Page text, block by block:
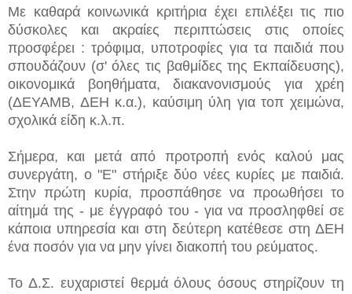
Με καθαρά κοινωνικά κριτήρια έχει επιλέξει τις πιο
δύσκολες και ακραίες περιπτώσεις στις οποίες
προσφέρει : τρόφιμα, υποτροφίες για τα παιδιά που
σπουδάζουν (σ' όλες τις βαθμίδες της Εκπαίδευσης),
οικονομικά βοηθήματα, διακανονισμούς για χρέη
(ΔΕΥΑΜΒ, ΔΕΗ κ.α.), καύσιμη ύλη για τοπ χειμώνα,
σχολικά είδη κ.λ.π.
Σήμερα, και μετά από προτροπή ενός καλού μας
συνεργάτη, ο "Ε" στήριξε δύο νέες κυρίες με παιδιά.
Στην πρώτη κυρία, προσπάθησε να προωθήσει το
αίτημά της - με έγγραφό του - για να προσληφθεί σε
κάποια υπηρεσία και στη δεύτερη κατέθεσε στη ΔΕΗ
ένα ποσόν για να μην γίνει διακοπή του ρεύματος.
Το Δ.Σ. ευχαριστεί θερμά όλους όσους στηρίζουν τη